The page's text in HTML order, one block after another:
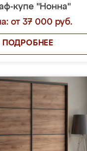
купе "Нонна"
от 37 000 руб.
ПОДРОБНЕЕ